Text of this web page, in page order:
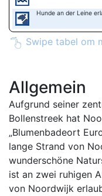
Hunde an der Leine
Swipe tabel om
Allgemein
Aufgrund seiner
Bollenstreek hat
„Blumenbadeort
lange Strand von
wunderschöne
ist an zwei ruhigen
von Noordwijk